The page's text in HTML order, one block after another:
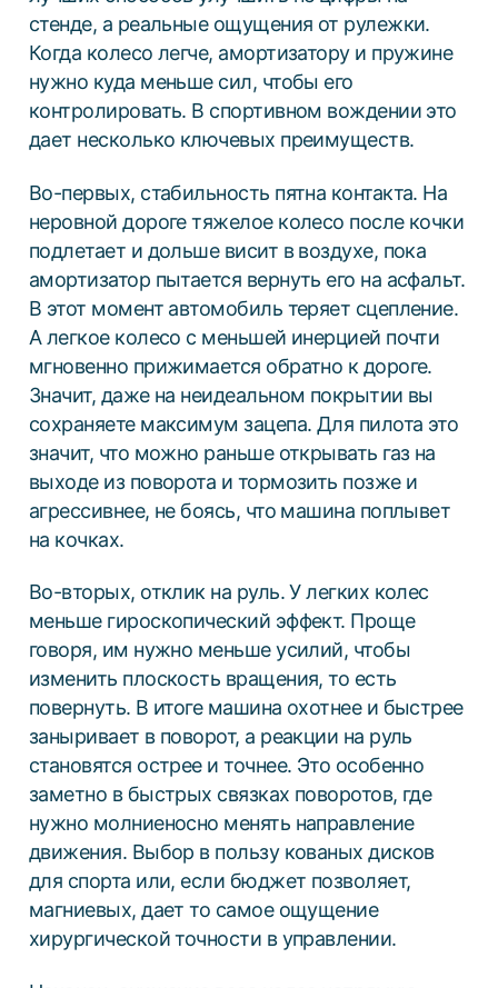
ДЛЯ ГРУЗОВЫХ АВТО
ДЛЯ ЛЕГКОВЫХ АВТО
ШИНЫ
ДИСКИ
АККУМУЛЯТОРЫ
стенде, а реальные ощущения от рулежки.
Когда колесо легче, амортизатору и пружине
нужно куда меньше сил, чтобы его
контролировать. В спортивном вождении это
дает несколько ключевых преимуществ.
Во-первых, стабильность пятна контакта. На
неровной дороге тяжелое колесо после кочки
подлетает и дольше висит в воздухе, пока
амортизатор пытается вернуть его на асфальт.
В этот момент автомобиль теряет сцепление.
А легкое колесо с меньшей инерцией почти
мгновенно прижимается обратно к дороге.
Значит, даже на неидеальном покрытии вы
сохраняете максимум зацепа. Для пилота это
значит, что можно раньше открывать газ на
выходе из поворота и тормозить позже и
агрессивнее, не боясь, что машина поплывет
на кочках.
Во-вторых, отклик на руль. У легких колес
меньше гироскопический эффект. Проще
говоря, им нужно меньше усилий, чтобы
изменить плоскость вращения, то есть
повернуть. В итоге машина охотнее и быстрее
заныривает в поворот, а реакции на руль
становятся острее и точнее. Это особенно
заметно в быстрых связках поворотов, где
нужно молниеносно менять направление
движения. Выбор в пользу кованых дисков
для спорта или, если бюджет позволяет,
магниевых, дает то самое ощущение
хирургической точности в управлении.